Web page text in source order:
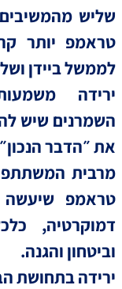
שליש
טראמפ יותר
לממשל ביידן
ירידה
השמרנים שיש
את ״הדבר
מרבית
טראמפ שיעשה
דמוקרטיה,
וביטחון והגנה.
ירידה בתחושת